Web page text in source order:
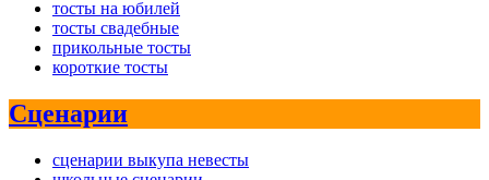
тосты на юбилей
тосты свадебные
прикольные тосты
короткие тосты
Сценарии
сценарии выкупа невесты